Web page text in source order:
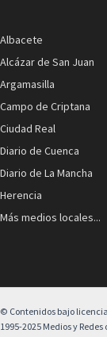
Albacete
Alcázar de San Juan
Argamasilla
Campo de Criptana
Ciudad Real
Diario de Cuenca
Diario de La Mancha
Herencia
Más medios locales...
© Contenidos bajo
1995-2025 Medios y